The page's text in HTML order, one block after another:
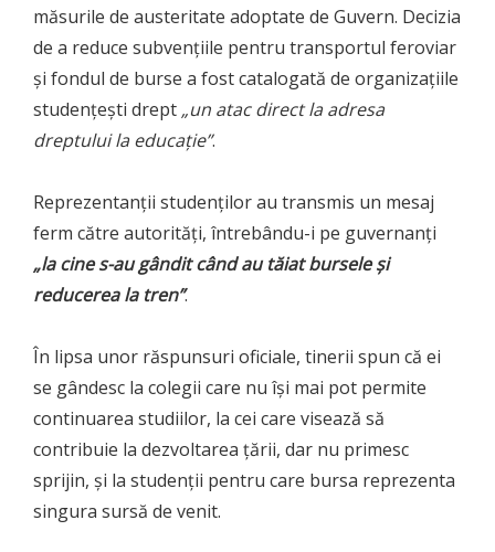
măsurile de austeritate adoptate de Guvern. Decizia
de a reduce subvențiile pentru transportul feroviar
și fondul de burse a fost catalogată de organizațiile
studențești drept „un atac direct la adresa
dreptului la educație”.
Reprezentanții studenților au transmis un mesaj
ferm către autorități, întrebându-i pe guvernanți
„la cine s-au gândit când au tăiat bursele și
reducerea la tren”.
În lipsa unor răspunsuri oficiale, tinerii spun că ei
se gândesc la colegii care nu își mai pot permite
continuarea studiilor, la cei care visează să
contribuie la dezvoltarea țării, dar nu primesc
sprijin, și la studenții pentru care bursa reprezenta
singura sursă de venit.